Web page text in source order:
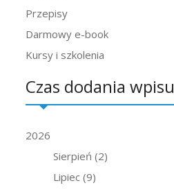
Przepisy
Darmowy e-book
Kursy i szkolenia
Czas dodania wpisu
2026
Sierpień (2)
Lipiec (9)